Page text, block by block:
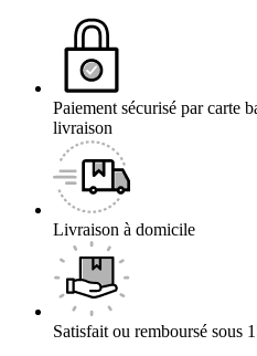
Paiement sécurisé par carte
livraison
Livraison à domicile
Satisfait ou remboursé sous